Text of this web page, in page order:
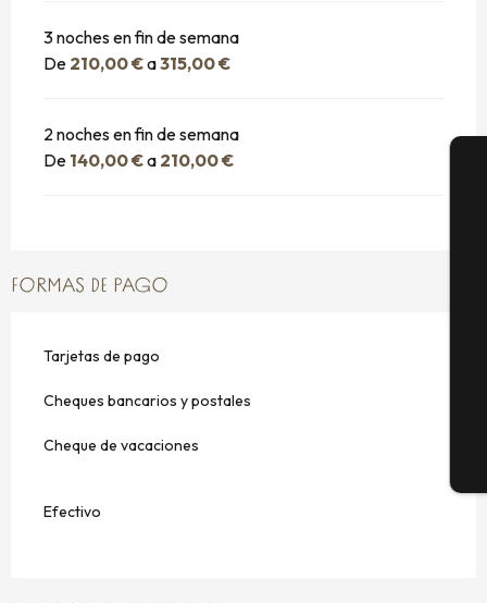
3 noches en fin de semana
De 210,00 €a315,00 €
2 noches en fin de semana
De 140,00 €a 210,00 €
FORMAS DE PAGO
Tarjetas de pago
Cheques bancarios y postales
Cheque de vacaciones
Efectivo